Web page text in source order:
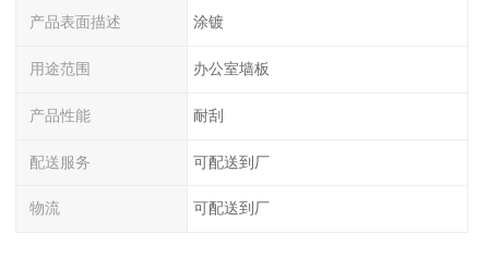
产品表面描述 涂镀
用途范围 办公室墙板
产品性能 耐刮
配送服务 可配送到厂
物流 可配送到厂